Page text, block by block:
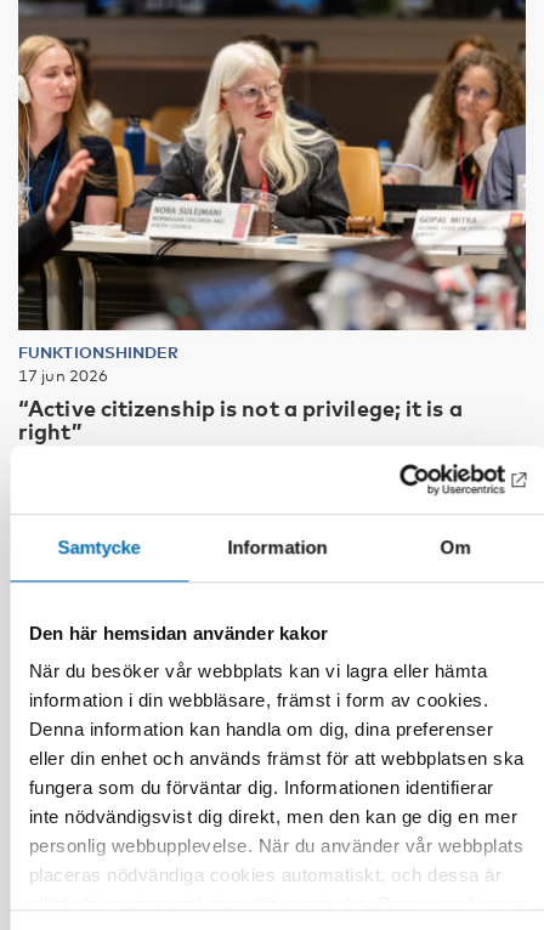
Samtycke Information Om
Den här hemsidan använder kakor
När du besöker vår webbplats kan vi lagra eller hämta
information i din webbläsare, främst i form av cookies.
Denna information kan handla om dig, dina preferenser
eller din enhet och används främst för att webbplatsen ska
fungera som du förväntar dig. Informationen identifierar
inte nödvändigsvist dig direkt, men den kan ge dig en mer
personlig webbupplevelse. När du använder vår webbplats
placeras nödvändiga cookies automatiskt, och dessa är
FUNKTIONSHINDER
17 jun 2026
“Active citizenship is not a privilege; it is a
right”